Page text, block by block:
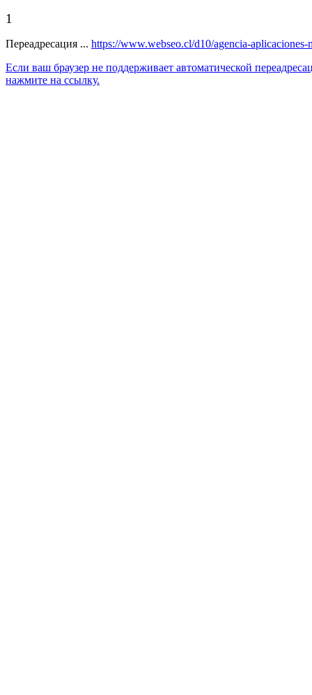
1
Переадресация ... https://www.webseo.cl/d10/agencia-aplicaciones-
Если ваш браузер не поддерживает автоматической
нажмите на ссылку.